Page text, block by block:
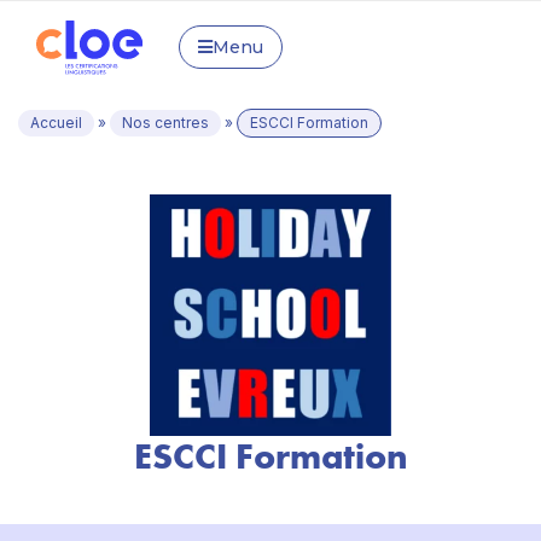
Menu
Accueil » Nos centres » ESCCI Formation
ESCCI Formation